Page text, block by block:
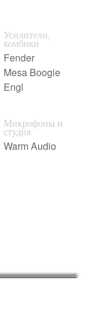
Усилители,
комбики
Fender
Mesa Boogie
Engl
Микрофоны и
студия
Warm Audio